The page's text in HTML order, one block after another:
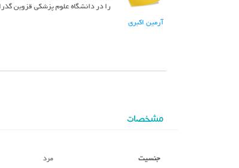
آرمین اکبری
را در دانشگاه علوم پزشکی قزوین گذرانده ام و در سال ۱۳۹۲ موفق به اخذ دکترای عمومی
مشخصات
جنسیت مرد